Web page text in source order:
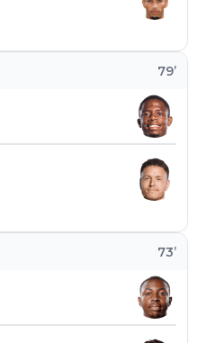
73’
79’